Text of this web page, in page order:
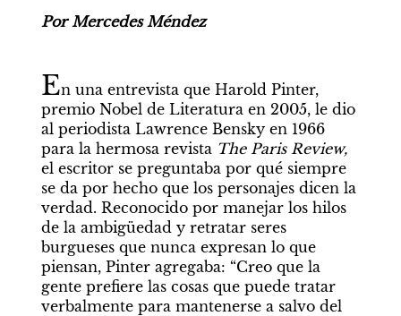
Por Mercedes Méndez
En una entrevista que Harold Pinter,
premio Nobel de Literatura en 2005, le dio
al periodista Lawrence Bensky en 1966
para la hermosa revista The Paris Review,
el escritor se preguntaba por qué siempre
se da por hecho que los personajes dicen la
verdad. Reconocido por manejar los hilos
de la ambigüedad y retratar seres
burgueses que nunca expresan lo que
piensan, Pinter agregaba: “Creo que la
gente prefiere las cosas que puede tratar
verbalmente para mantenerse a salvo del